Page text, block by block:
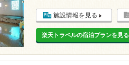
施設情報を見る
楽天トラベルの宿泊プランを見る